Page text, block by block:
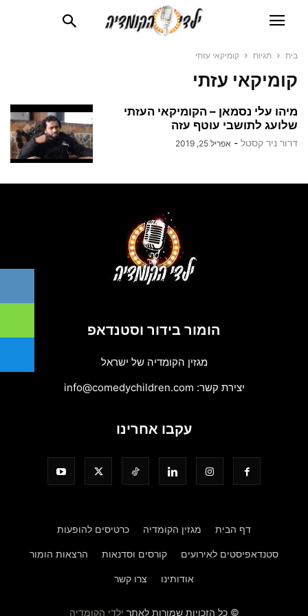
בית תגיות קומיקאי עזתי
קומיקאי עזתי
מיהו עלי נסמאן – הקומיקאי העזתי
שלועג לתושבי עוטף עזה
דרור ניר קסטל - אפריל 25, 2019
הומור בידור וסטנדאפ
מגזין הקומדיה של ישראל
יצירת קשר: info@comedychildren.com
עקבו אחרינו
דף הבית מגזין הקומדיה כרטיסים להופעות
סטנדאפיסטים לאירועים קורסים וסדנאות הרצאות הומור
אודותינו צרו קשר
© כל הזכויות שמורות לאתר ילדי הקומדיה